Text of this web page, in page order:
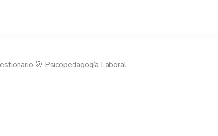
🎯 Psicopedagogía Laboral